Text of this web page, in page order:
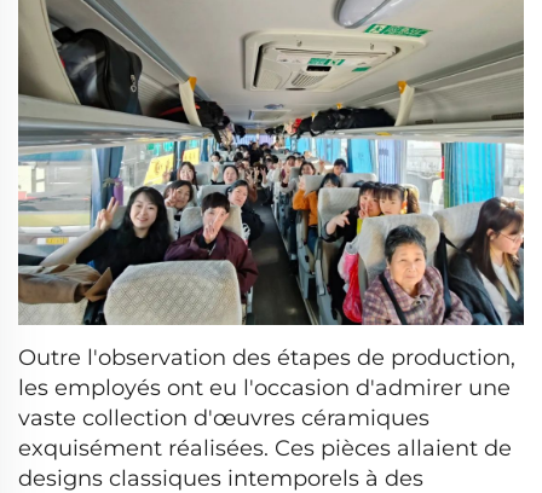
Outre l'observation des étapes de production,
les employés ont eu l'occasion d'admirer une
vaste collection d'œuvres céramiques
exquisément réalisées. Ces pièces allaient de
designs classiques intemporels à des